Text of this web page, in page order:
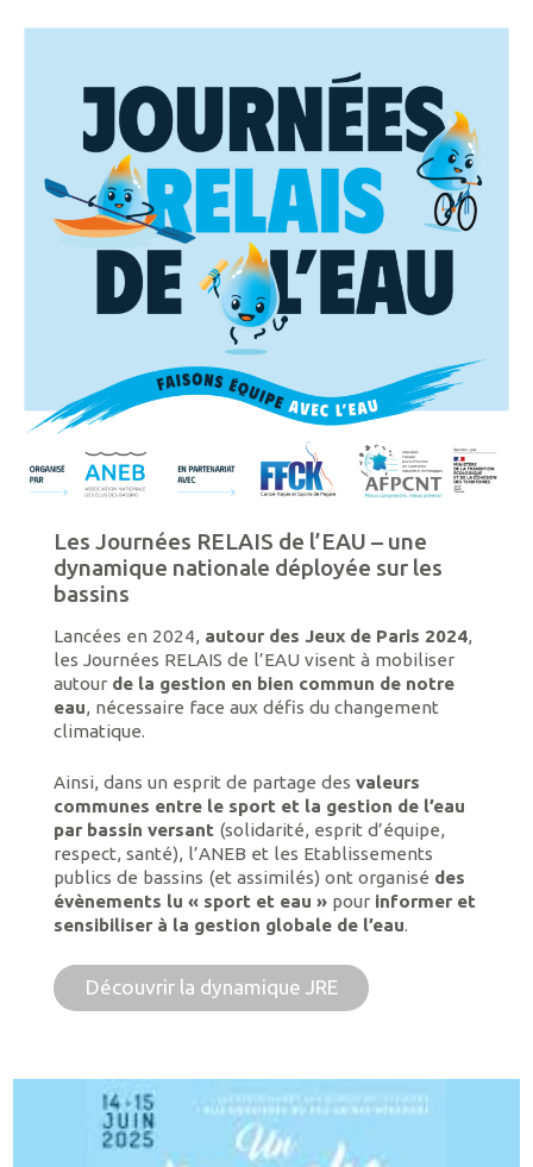
Les Journées RELAIS de l’EAU – une
dynamique nationale déployée sur les
bassins
Lancées en 2024, autour des Jeux de Paris 2024,
les Journées RELAIS de l’EAU visent à mobiliser
autour de la gestion en bien commun de notre
eau, nécessaire face aux défis du changement
climatique.
Ainsi, dans un esprit de partage desvaleurs
communes entre le sport et la gestion de l’eau
par bassin versant (solidarité, esprit d’équipe,
respect, santé), l’ANEB et les Etablissements
publics de bassins (et assimilés) ont organisé des
évènements lu « sport et eau » pour informer et
sensibiliser à la gestion globale de l’eau.
Découvrir la dynamique JRE